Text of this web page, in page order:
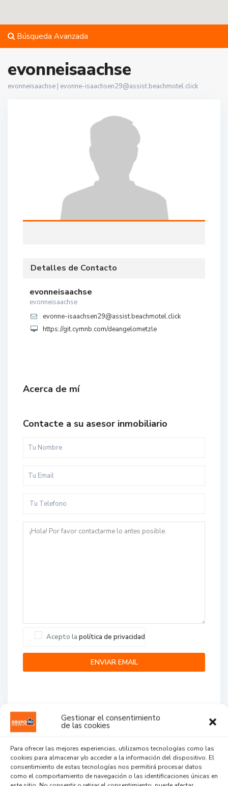
Gestionar el consentimiento
de las cookies
Para ofrecer las mejores experiencias, utilizamos tecnologías como las
cookies para almacenar y/o acceder a la información del dispositivo. El
consentimiento de estas tecnologías nos permitirá procesar datos
como el comportamiento de navegación o las identificaciones únicas en
Búsqueda Avanzada
evonneisaachse
evonneisaachse | evonne-isaachsen29@assist.beachmotel.click
Detalles de Contacto
evonneisaachse
evonneisaachse
evonne-isaachsen29@assist.beachmotel.click
https://git.cymnb.com/deangelometzle
Acerca de mí
Contacte a su asesor inmobiliario
Acepto la política de privacidad
...